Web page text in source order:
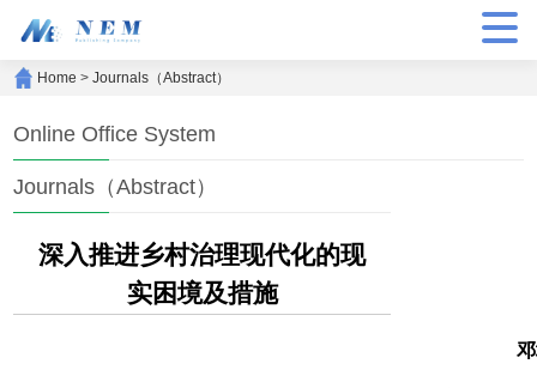
Home >Journals（Abstract）
Online Office System
Journals（Abstract）
深入推进乡村治理现代化的现
实困境及措施